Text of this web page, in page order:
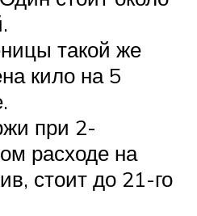
такой же
кило на 5
при 2-
расходе на
стоит до 21-го